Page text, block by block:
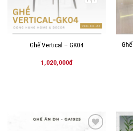
Ghế Vertical – GK04
1,020,000đ